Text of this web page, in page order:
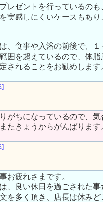
レゼントを行っているの
実感しにくいケースもあ
、食事や入浴の前後で、
囲を超えているので、体
されることをお勧めします
がちになっているので、
たきょうからがんばります
お疲れさまです。
、良い休日を過ごされた
を多く頂き、店長は休み